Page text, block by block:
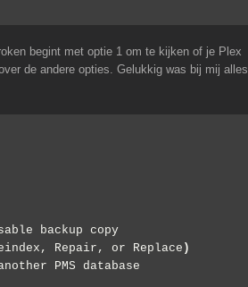
begint met optie 1 om te kijken of je Plex
de andere opties. Gelukkig was bij mij alles
backup copy
Repair, or Replace )
PMS database